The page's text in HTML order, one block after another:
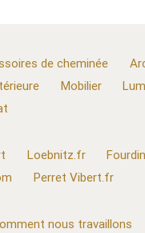
de cheminée
Mobilier
Loebnitz.fr
Perret Vibert.fr
nous travaillons